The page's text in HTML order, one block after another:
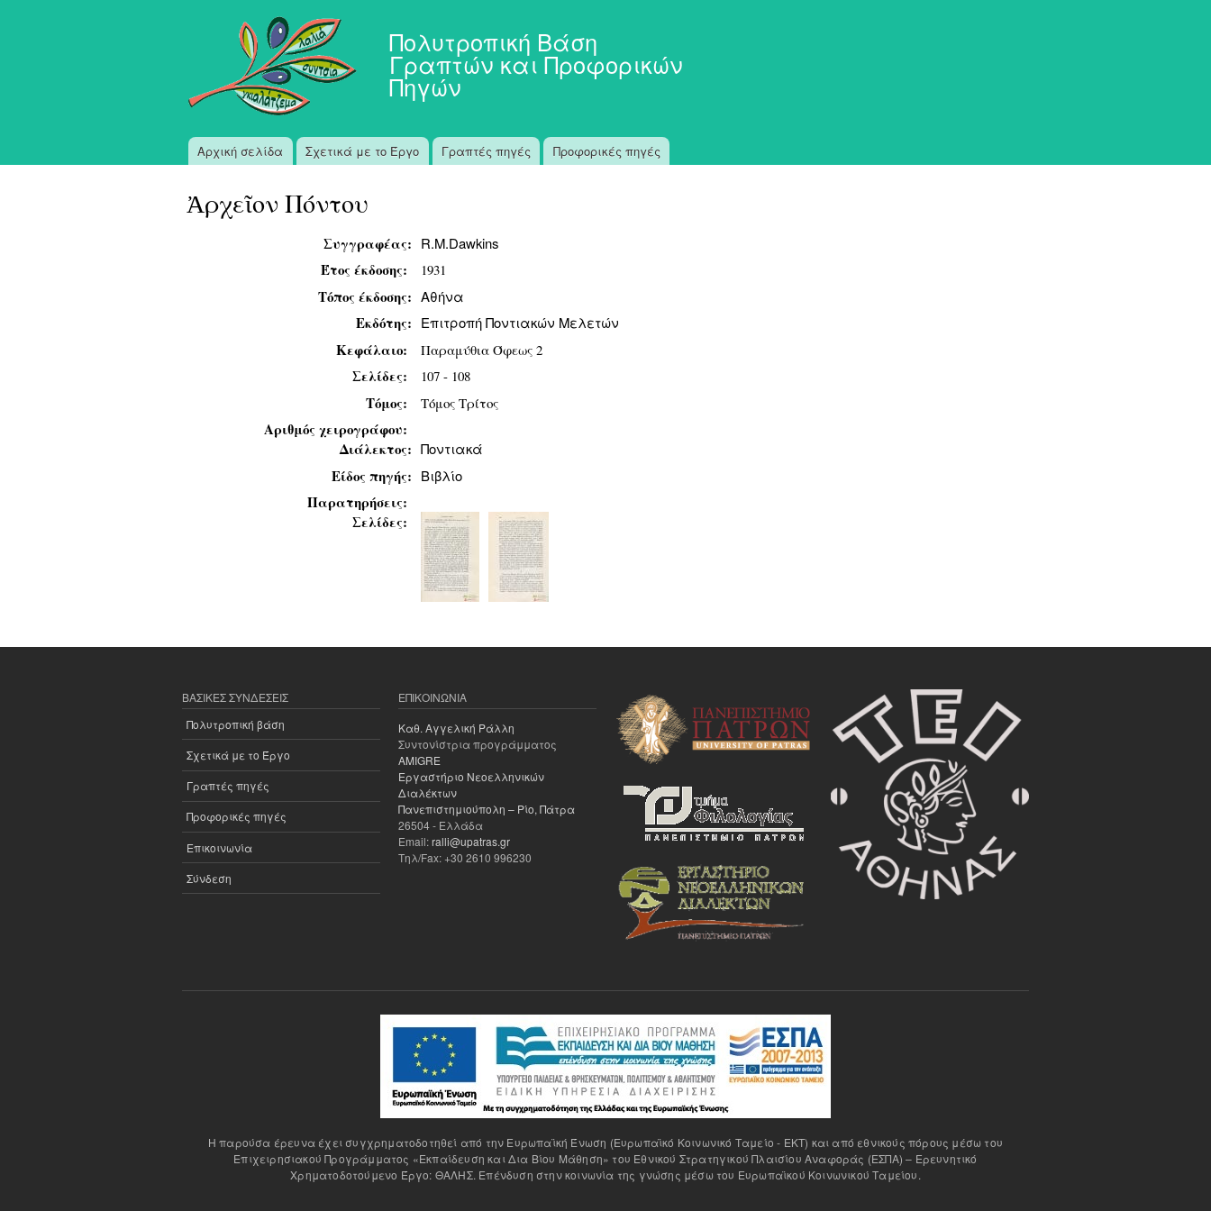
προς το
κυρίως
περιεχόμενο
Πολυτροπική Βάση
Γραπτών και Προφορικών
Πηγών
Κύριο μενού
Αρχική σελίδα Σχετικά με το Έργο Γραπτές πηγές Προφορικές πηγές
Ἀρχεῖον Πόντου
Συγγραφέας: R.M.Dawkins
Έτος έκδοσης: 1931
Τόπος έκδοσης: Αθήνα
Εκδότης: Επιτροπή Ποντιακών Μελετών
Κεφάλαιο: Παραμύθια Όφεως 2
Σελίδες: 107 - 108
Τόμος: Τόμος Τρίτος
Αριθμός χειρογράφου:
Διάλεκτος: Ποντιακά
Είδος πηγής: Βιβλίο
Παρατηρήσεις:
Σελίδες:
ΒΑΣΙΚΈΣ ΣΥΝΔΈΣΕΙΣ
Πολυτροπική βάση
Σχετικά με το Έργο
Γραπτές πηγές
Προφορικές πηγές
Επικοινωνία
Σύνδεση
ΕΠΙΚΟΙΝΩΝΊΑ
Καθ. Αγγελική Ράλλη
Συντονίστρια προγράμματος
AMIGRE
Εργαστήριο Νεοελληνικών
Διαλέκτων
Πανεπιστημιούπολη – Ρίο, Πάτρα
26504 - Ελλάδα
Email:ralli@upatras.gr
Τηλ/Fax: +30 2610 996230
H παρούσα έρευνα έχει συγχρηματοδοτηθεί από την Ευρωπαϊκή Ένωση (Ευρωπαϊκό Κοινωνικό Ταμείο - ΕΚΤ) και από εθνικούς πόρους μέσω του
Επιχειρησιακού Προγράμματος «Εκπαίδευση και Δια Βίου Μάθηση» του Εθνικού Στρατηγικού Πλαισίου Αναφοράς (ΕΣΠΑ) – Ερευνητικό
Χρηματοδοτούμενο Έργο: ΘΑΛΗΣ. Επένδυση στην κοινωνία της γνώσης μέσω του Ευρωπαϊκού Κοινωνικού Ταμείου.